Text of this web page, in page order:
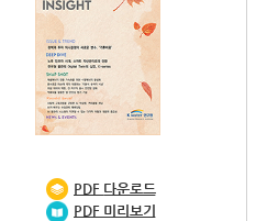
PDF 다운로드
PDF 미리보기